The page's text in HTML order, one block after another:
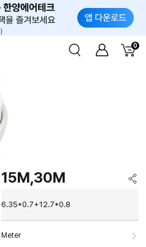
0
15M,30M
6.35*0.7+12.7*0.8
Meter